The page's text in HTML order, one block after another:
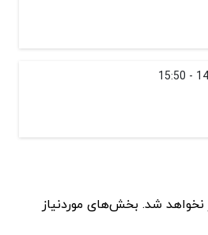
شد. بخش‌های موردنیاز